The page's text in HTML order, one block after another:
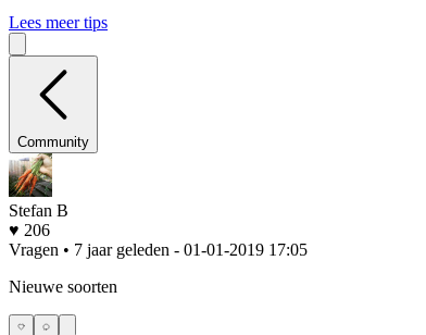
Lees meer tips
Community
Stefan B
♥ 206
Vragen • 7 jaar geleden - 01-01-2019 17:05
Nieuwe soorten